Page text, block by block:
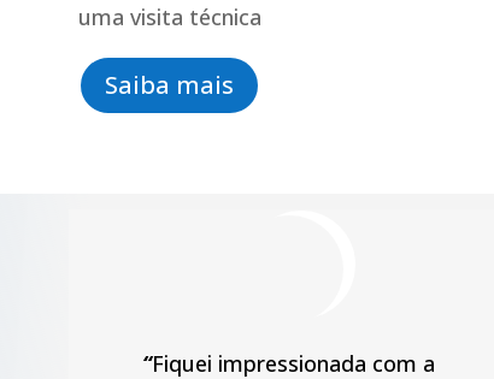
uma visita técnica
Saiba mais
“Fiquei impressionada com a